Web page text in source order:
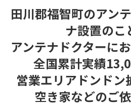
年末年始休暇につきま
2022/07/04
フリーボイス（0120
て
2024/12/28
年末年始休業のお知
田川郡福智町のアン
ナ設置のこ
アンテナドクターに
全国累計実績
営業エリアドンドン
空き家などのご